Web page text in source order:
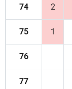
74 2
75 1
76
77